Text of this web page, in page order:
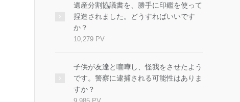
遺産分割協議書を、勝手に印鑑を使って
捏造されました。どうすればいいです
か？
10,279 PV
子供が友達と喧嘩し、怪我をさせたよう
です。警察に逮捕される可能性はありま
すか？